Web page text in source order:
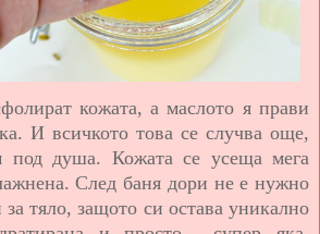
кожата, а маслото я прави
И всичкото това се случва още,
под душа. Кожата се усеща мега
След баня дори не е нужно
тяло, защото си остава уникално